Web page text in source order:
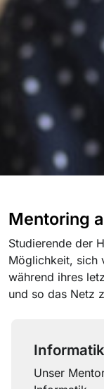
Mentoring
Studierende der
Möglichkeit, sich
während ihres
und so das Netz
Informatik
Unser